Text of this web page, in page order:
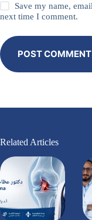
Save my name,
next time I comment.
POST COMMENT
Related Articles